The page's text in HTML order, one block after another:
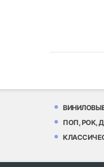
ПОП, РОК,